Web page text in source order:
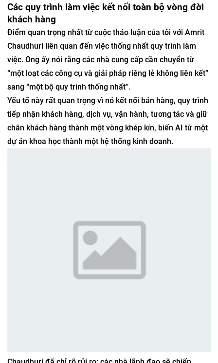
Các quy trình làm việc kết nối toàn bộ vòng đời
khách hàng
Điểm quan trọng nhất từ ​​cuộc thảo luận của tôi với Amrit
Chaudhuri liên quan đến việc thống nhất quy trình làm
việc. Ông ấy nói rằng các nhà cung cấp cần chuyển từ
“một loạt các công cụ và giải pháp riêng lẻ không liên kết”
sang “một bộ quy trình thống nhất”.
Yếu tố này rất quan trọng vì nó kết nối bán hàng, quy trình
tiếp nhận khách hàng, dịch vụ, vận hành, tương tác và giữ
chân khách hàng thành một vòng khép kín, biến AI từ một
dự án khoa học thành một hệ thống kinh doanh.